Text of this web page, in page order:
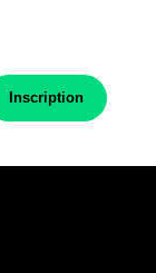
:
Inscription